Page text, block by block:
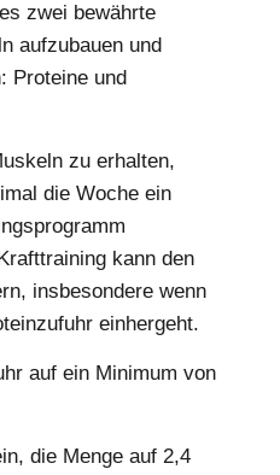
zwei bewährte
aufzubauen und
Proteine und
zu erhalten,
die Woche ein
kann den
insbesondere wenn
einhergeht.
auf ein Minimum von
die Menge auf 2,4